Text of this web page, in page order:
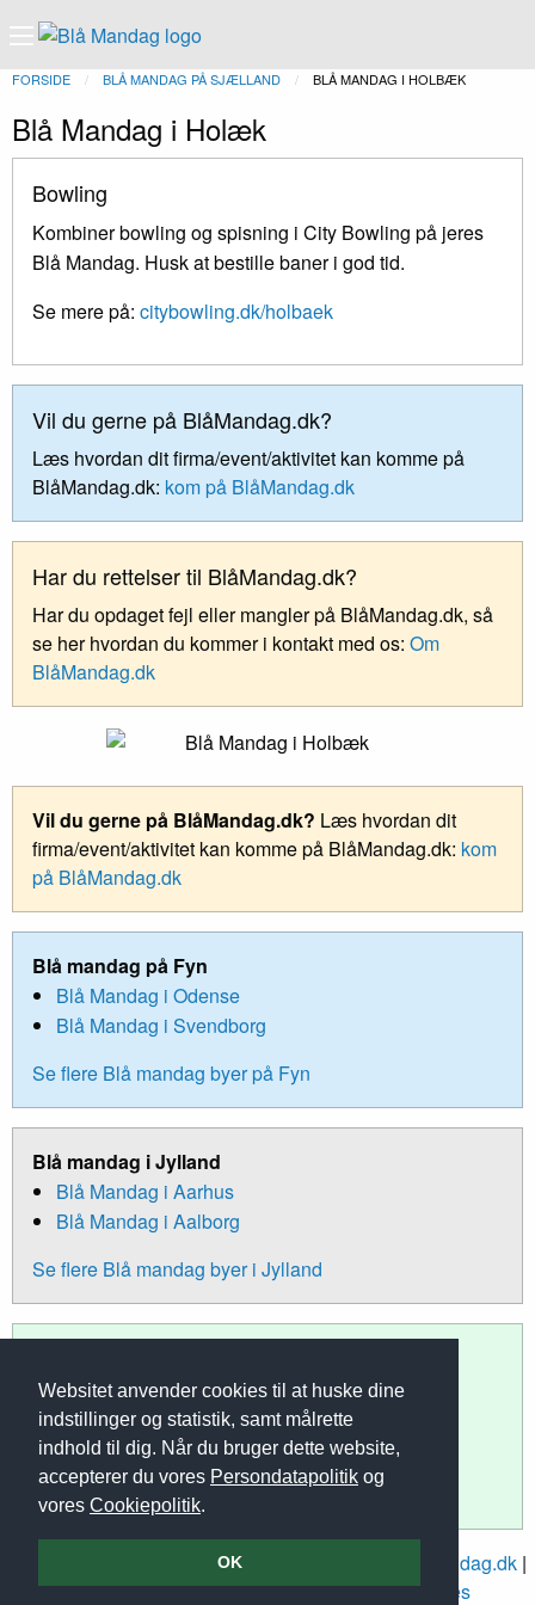
Websitet anvender cookies til at huske dine
indstillinger og statistik, samt målrette
indhold til dig. Når du bruger dette website,
accepterer du vores Persondatapolitik og
vores Cookiepolitik.
OK
FORSIDE BLÅ MANDAG PÅ SJÆLLAND NUVÆRENDE:
BLÅ MANDAG I HOLBÆK
Blå Mandag i Holæk
Bowling
Kombiner bowling og spisning i City Bowling på jeres
Blå Mandag. Husk at bestille baner i god tid.
Se mere på: citybowling.dk/holbaek
Vil du gerne på BlåMandag.dk?
Læs hvordan dit firma/event/aktivitet kan komme på
BlåMandag.dk: kom på BlåMandag.dk
Har du rettelser til BlåMandag.dk?
Har du opdaget fejl eller mangler på BlåMandag.dk, så
se her hvordan du kommer i kontakt med os: Om
BlåMandag.dk
Vil du gerne på BlåMandag.dk? Læs hvordan dit
firma/event/aktivitet kan komme på BlåMandag.dk: kom
på BlåMandag.dk
Blå mandag på Fyn
Blå Mandag i Odense
Blå Mandag i Svendborg
Se flere Blå mandag byer på Fyn
Blå mandag i Jylland
Blå Mandag i Aarhus
Blå Mandag i Aalborg
Se flere Blå mandag byer i Jylland
Blå Mandag i København
Blå Mandag i Roskilde
Blå Mandag i Slagelse
Se flere Blå mandag byer på Sjælland
Blåmandag.dk | © Copyright 2014-2026 | Om Blåmandag.dk|
Vi støtter|Sitemap|Persondatapolitik|Cookies